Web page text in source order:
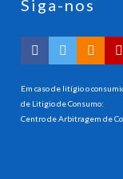
Siga-nos
Em caso de litígio o
de Litigio de Consumo:
Centro de Arbitragem de